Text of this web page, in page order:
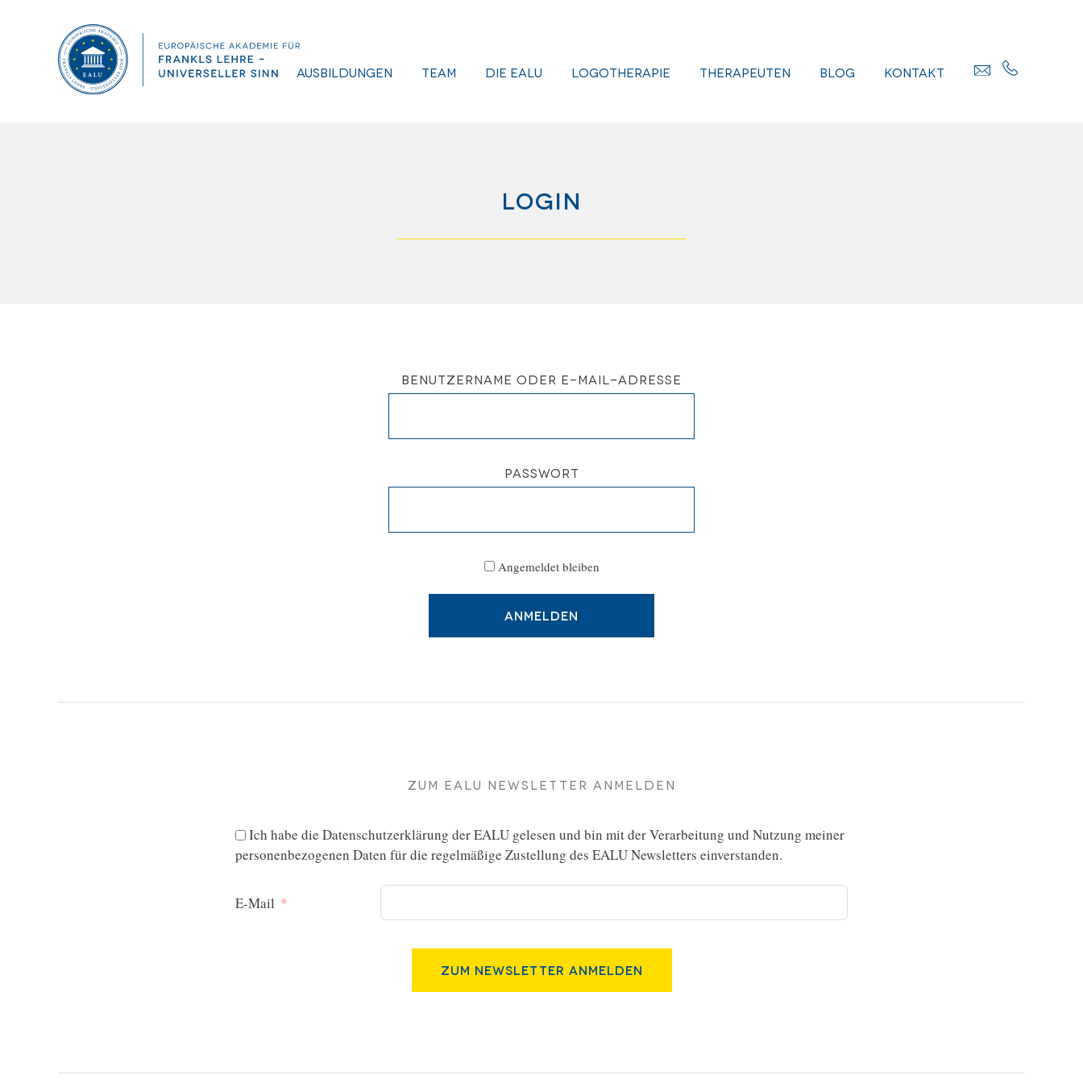
Ausbildungen Team Die EALU Logotherapie Therapeuten Blog Kontakt
Login
Benutzername oder E-Mail-Adresse
Passwort
Angemeldet bleiben
Zum EALU Newsletter anmelden
Ich habe die Datenschutzerklärung der EALU gelesen und bin mit der Verarbeitung und Nutzung meiner
personenbezogenen Daten für die regelmäßige Zustellung des EALU Newsletters einverstanden.
E-Mail
Zum Newsletter Anmelden